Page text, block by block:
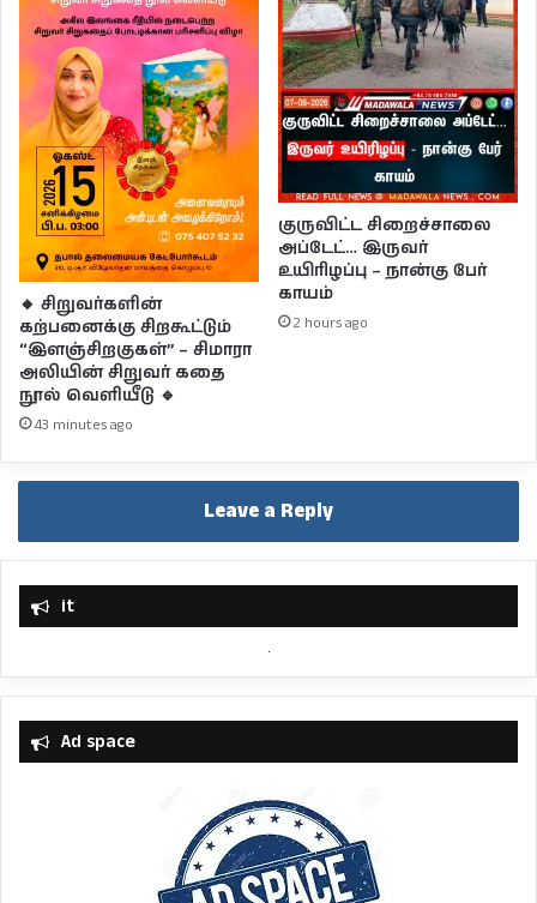
🔸 சிறுவர்களின்
கற்பனைக்கு சிறகூட்டும்
“இளஞ்சிறகுகள்” – சிமாரா
அலியின் சிறுவர் கதை
நூல் வெளியீடு 🔹
43 minutes ago
குருவிட்ட சிறைச்சாலை
அப்டேட்… இருவர்
உயிரிழப்பு – நான்கு பேர்
காயம்
2 hours ago
Leave a Reply
it
Ad space